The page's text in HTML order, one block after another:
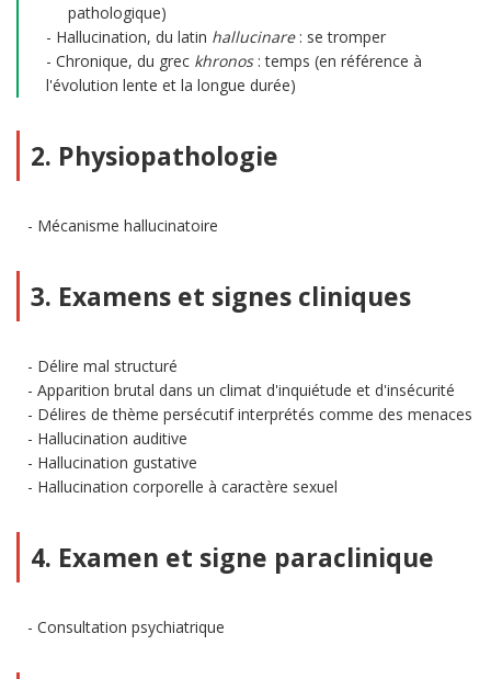
pathologique)
Hallucination, du latin hallucinare: se tromper
Chronique, du grec khronos: temps (en référence à
l'évolution lente et la longue durée)
2. Physiopathologie
Mécanisme hallucinatoire
3. Examens et signes cliniques
Délire mal structuré
Apparition brutal dans un climat d'inquiétude et d'insécurité
Délires de thème persécutif interprétés comme des menaces
Hallucination auditive
Hallucination gustative
Hallucination corporelle à caractère sexuel
4. Examen et signe paraclinique
Consultation psychiatrique